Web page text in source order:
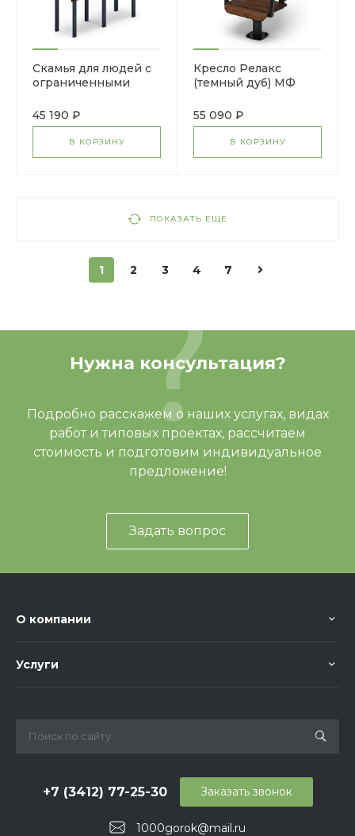
Скамья для людей с
ограниченными
(темный дуб) МФ
44.01.01
45 190 ₽
В КОРЗИНУ
Кресло Релакс
(темный дуб) МФ
55 090 ₽
В КОРЗИНУ
ПОКАЗАТЬ ЕЩЕ
1 2 3 4 7
Нужна консультация?
Подробно расскажем о наших услугах, видах
работ и типовых проектах, рассчитаем
стоимость и подготовим индивидуальное
предложение!
Задать вопрос
О компании
Услуги
+7 (3412) 77-25-30
1000gorok@mail.ru
Заказать звонок